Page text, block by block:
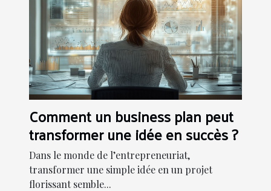
Comment un business plan peut
transformer une idée en succès ?
Dans le monde de l’entrepreneuriat,
transformer une simple idée en un projet
florissant semble...